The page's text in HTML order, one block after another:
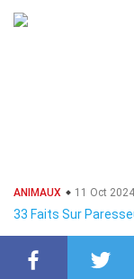
ANIMAUX 11 Oct 2024
33 Faits Sur